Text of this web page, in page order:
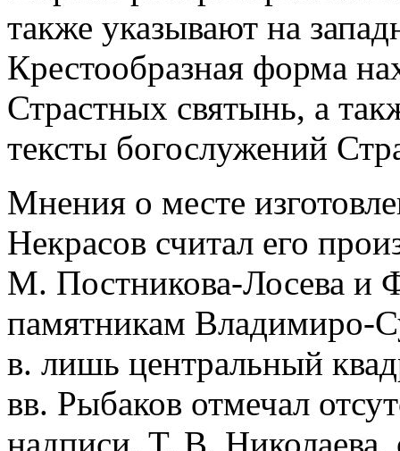
также указывают на
Крестообразная форма
Страстных святынь, а
тексты богослужений
Мнения о месте
Некрасов считал его
М. Постникова-Лосева и
памятникам Владимиро-
в. лишь центральный
вв. Рыбаков отмечал
надписи. Т. В. Николаева,